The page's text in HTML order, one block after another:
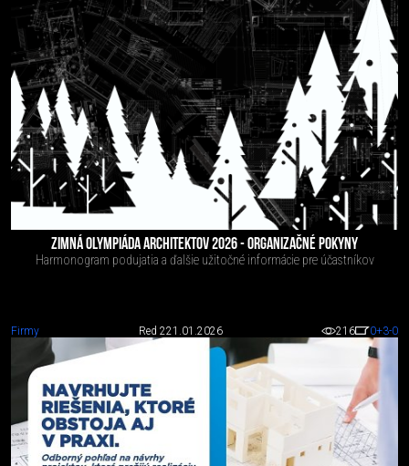
ZIMNÁ OLYMPIÁDA ARCHITEKTOV 2026 - ORGANIZAČNÉ POKYNY
Harmonogram podujatia a ďalšie užitočné informácie pre účastníkov
Firmy Red 221.01.2026 216 0+3-0